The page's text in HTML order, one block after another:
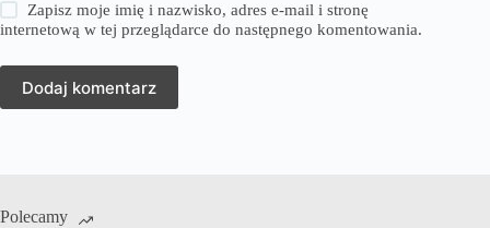
Zapisz moje imię i nazwisko, adres e-mail i stronę
internetową w tej przeglądarce do następnego komentowania.
Dodaj komentarz
Polecamy